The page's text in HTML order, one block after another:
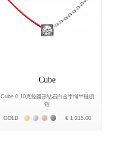
Cube
Cube 0.10克拉圆形钻石白金半绳半链项
链
GOLD Жёлтое золото 18К
Белое золото 18К
Розовое золото 18К
Чёрное золото 18К
€ 1,215.00